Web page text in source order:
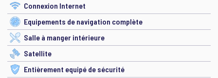
Connexion Internet
Equipements de navigation complète
Salle à manger intérieure
Satellite
Entièrement equipé de sécurité